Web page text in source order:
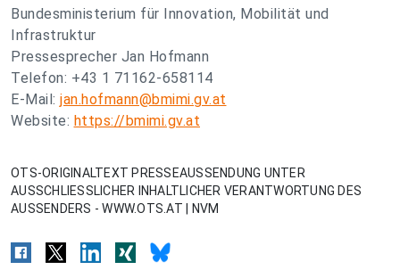
Bundesministerium für Innovation, Mobilität und
Infrastruktur
Pressesprecher Jan Hofmann
Telefon: +43 1 71162-658114
E-Mail: jan.hofmann@bmimi.gv.at
Website: https://bmimi.gv.at
OTS-ORIGINALTEXT PRESSEAUSSENDUNG UNTER
AUSSCHLIESSLICHER INHALTLICHER VERANTWORTUNG DES
AUSSENDERS - WWW.OTS.AT | NVM